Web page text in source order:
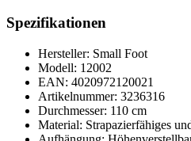
Spezifikationen
Hersteller: Small Foot
Modell: 12002
EAN: 4020972120021
Artikelnummer: 3236316
Durchmesser: 110 cm
Material: Strapazierfähiges